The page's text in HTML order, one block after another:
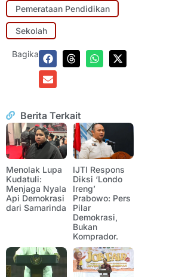
Pemerataan Pendidikan
Sekolah
Bagikan:
Berita Terkait
Menolak Lupa
Kudatuli:
Menjaga Nyala
Api Demokrasi
dari Samarinda
IJTI Respons
Diksi ‘Londo
Ireng’
Prabowo: Pers
Pilar
Demokrasi,
Bukan
Komprador.